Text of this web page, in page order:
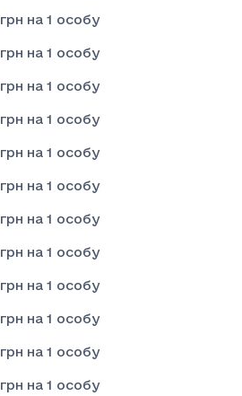
грн на 1 особу
грн на 1 особу
грн на 1 особу
грн на 1 особу
грн на 1 особу
грн на 1 особу
грн на 1 особу
грн на 1 особу
грн на 1 особу
грн на 1 особу
грн на 1 особу
грн на 1 особу